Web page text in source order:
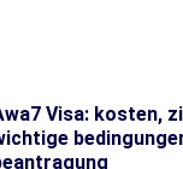
Visa: kosten,